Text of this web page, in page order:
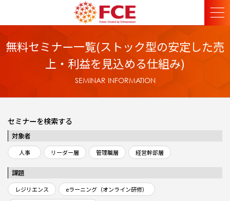
無料セミナー一覧(ストック型の安定した売
上・利益を見込める仕組み)
SEMINAR INFORMATION
セミナーを検索する
対象者
人事 リーダー層 管理職層 経営幹部層
課題
レジリエンス
eラーニング（オンライン研修）